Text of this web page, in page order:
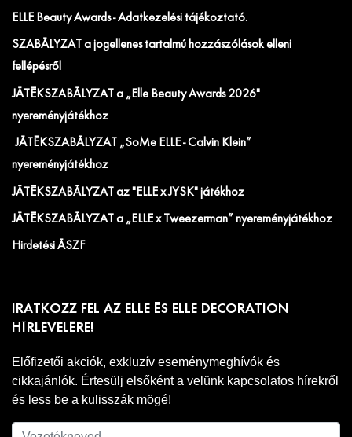
ELLE Beauty Awards - Adatkezelési tájékoztató.
SZABÁLYZAT a jogellenes tartalmú hozzászólások elleni
fellépésről
JÁTÉKSZABÁLYZAT a „Elle Beauty Awards 2026"
nyereményjátékhoz
JÁTÉKSZABÁLYZAT „SoMe ELLE - Calvin Klein”
nyereményjátékhoz
JÁTÉKSZABÁLYZAT az "ELLE x JYSK" játékhoz
JÁTÉKSZABÁLYZAT a „ELLE x Tweezerman” nyereményjátékhoz
Hirdetési ÁSZF
IRATKOZZ FEL AZ ELLE ÉS ELLE DECORATION
HÍRLEVELÉRE!
Előfizetői akciók, exkluzív eseménymeghívók és
cikkajánlók. Értesülj elsőként a velünk kapcsolatos hírekről
és less be a kulisszák mögé!